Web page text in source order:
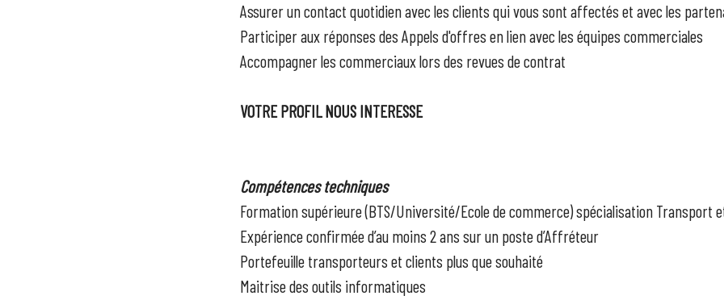
Assurer un contact quotidien avec les clients qui vous sont affectés et avec les
Participer aux réponses des Appels d'offres en lien avec les équipes commerciales
Accompagner les commerciaux lors des revues de contrat
VOTRE PROFIL NOUS INTERESSE
Compétences techniques
Formation supérieure (BTS/Université/Ecole de commerce) spécialisation Transport
Expérience confirmée d’au moins 2 ans sur un poste d’Affréteur
Portefeuille transporteurs et clients plus que souhaité
Maitrise des outils informatiques